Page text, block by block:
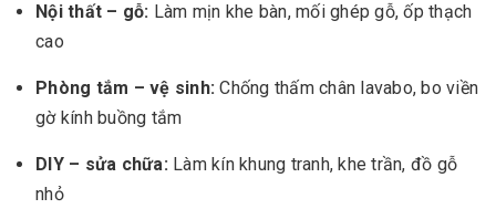
Nội thất – gỗ: Làm mịn khe bàn, mối ghép gỗ, ốp thạch
cao
Phòng tắm – vệ sinh: Chống thấm chân lavabo, bo viền
gờ kính buồng tắm
DIY – sửa chữa: Làm kín khung tranh, khe trần, đồ gỗ
nhỏ